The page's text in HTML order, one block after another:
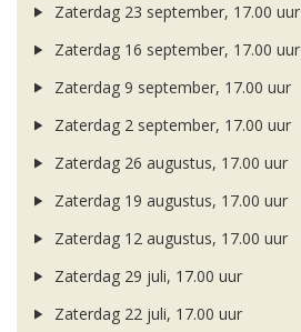
Zaterdag 23 september, 17.00 uur
Zaterdag 16 september, 17.00 uur
Zaterdag 9 september, 17.00 uur
Zaterdag 2 september, 17.00 uur
Zaterdag 26 augustus, 17.00 uur
Zaterdag 19 augustus, 17.00 uur
Zaterdag 12 augustus, 17.00 uur
Zaterdag 29 juli, 17.00 uur
Zaterdag 22 juli, 17.00 uur